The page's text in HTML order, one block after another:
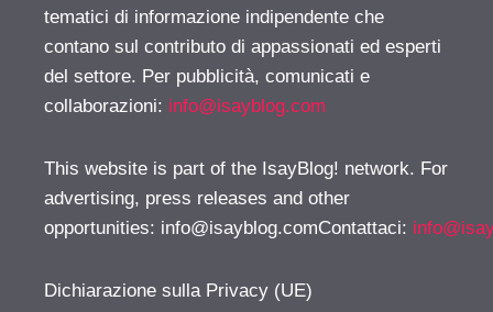
tematici di informazione indipendente che
contano sul contributo di appassionati ed esperti
del settore. Per pubblicità, comunicati e
collaborazioni: info@isayblog.com
This website is part of the IsayBlog! network. For
advertising, press releases and other
opportunities: info@isayblog.comContattaci:
Dichiarazione sulla Privacy (UE)